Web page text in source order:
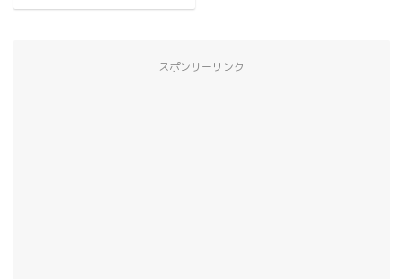
スポンサーリンク